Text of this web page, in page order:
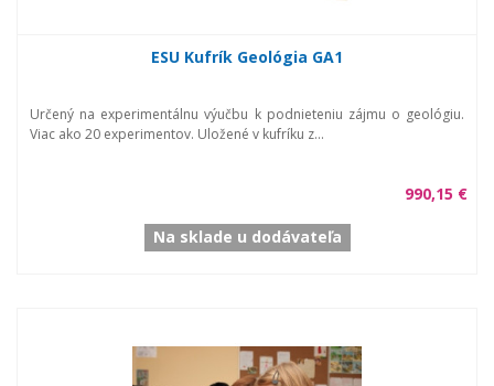
ESU Kufrík Geológia GA1
Určený na experimentálnu výučbu k podnieteniu zájmu o geológiu.
Viac ako 20 experimentov. Uložené v kufríku z...
990,15 €
Na sklade u dodávateľa